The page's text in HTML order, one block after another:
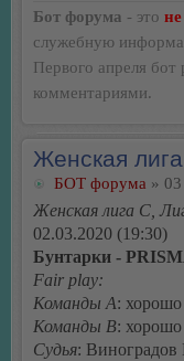
Бот форума - это не
служебную
Первого апреля
комментариями.
Женская
БОТ форума »
Женская лига С,
02.03.2020 (19:30)
Бунтарки -
Fair play:
Команды А: хорошо
Команды В: хорошо
Судья: Виноградов